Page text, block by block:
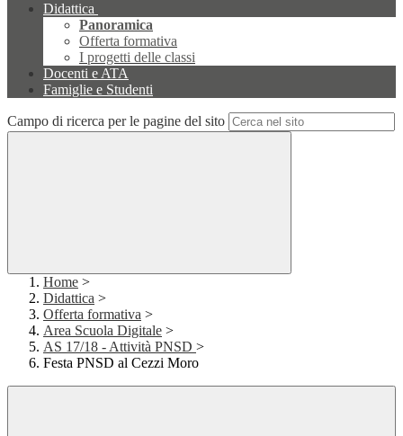
Didattica
Panoramica
Offerta formativa
I progetti delle classi
Docenti e ATA
Famiglie e Studenti
Campo di ricerca per le pagine del sito
Home >
Didattica >
Offerta formativa >
Area Scuola Digitale >
AS 17/18 - Attività PNSD >
Festa PNSD al Cezzi Moro